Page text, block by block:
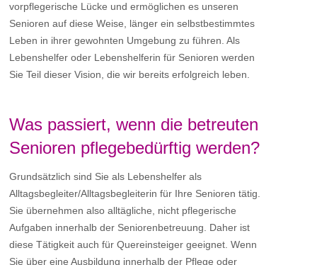
vorpflegerische Lücke und ermöglichen es unseren
Senioren auf diese Weise, länger ein selbstbestimmtes
Leben in ihrer gewohnten Umgebung zu führen. Als
Lebenshelfer oder Lebenshelferin für Senioren werden
Sie Teil dieser Vision, die wir bereits erfolgreich leben.
Was passiert, wenn die betreuten
Senioren pflegebedürftig werden?
Grundsätzlich sind Sie als Lebenshelfer als
Alltagsbegleiter/Alltagsbegleiterin für Ihre Senioren tätig.
Sie übernehmen also alltägliche, nicht pflegerische
Aufgaben innerhalb der Seniorenbetreuung. Daher ist
diese Tätigkeit auch für Quereinsteiger geeignet. Wenn
Sie über eine Ausbildung innerhalb der Pflege oder